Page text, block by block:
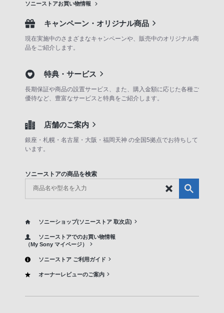
ソニーストアお買い物情報
キャンペーン・オリジナル商品
現在実施中のさまざまなキャンペーンや、販売中のオリジナル商
品をご紹介します。
特典・サービス
長期保証や商品の設置サービス、また、購入金額に応じた各種ご
優待など、豊富なサービスと特典をご紹介します。
店舗のご案内
銀座・札幌・名古屋・大阪・福岡天神 の全国5拠点でお待ちして
います。
ソニーストアの商品を検索
ソニーショップ(ソニーストア 取次店)
ソニーストアでのお買い物情報
（My Sony マイページ）
ソニーストア ご利用ガイド
オーナーレビューのご案内